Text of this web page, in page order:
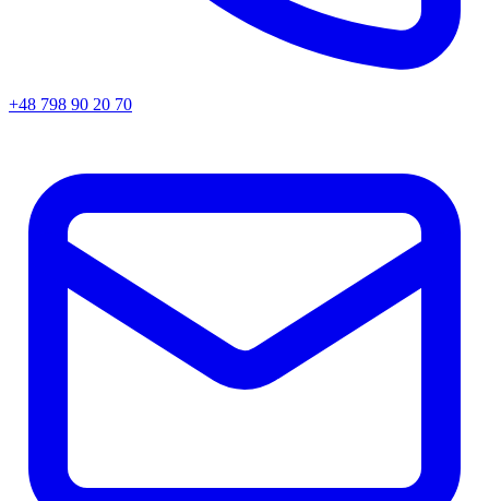
+48 798 90 20 70